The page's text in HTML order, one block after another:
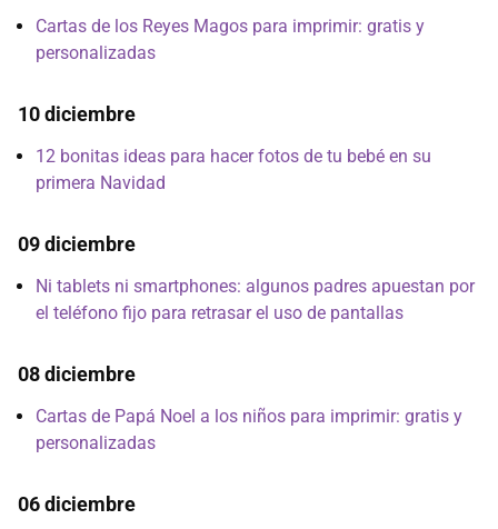
Cartas de los Reyes Magos para imprimir: gratis y
personalizadas
10 diciembre
12 bonitas ideas para hacer fotos de tu bebé en su
primera Navidad
09 diciembre
Ni tablets ni smartphones: algunos padres apuestan por
el teléfono fijo para retrasar el uso de pantallas
08 diciembre
Cartas de Papá Noel a los niños para imprimir: gratis y
personalizadas
06 diciembre